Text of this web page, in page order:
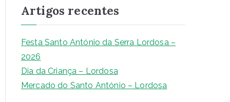
u
i
s
r
Artigos recentes
Festa Santo António da Serra Lordosa –
2026
Dia da Criança – Lordosa
Mercado do Santo António – Lordosa